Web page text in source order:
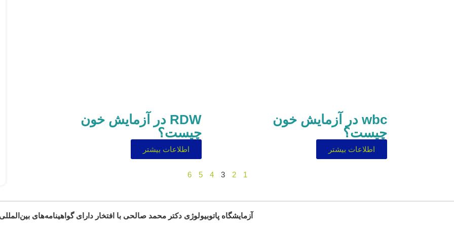
wbc در آزمایش خون
چیست؟
اطلاعات بیشتر
RDW در آزمایش خون
چیست؟
اطلاعات بیشتر
1
2
3
4
5
6
آزمایشگاه پاتوبیولوژی دکتر محمد صالحی با افتخار دارای گواهینامه‌های